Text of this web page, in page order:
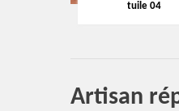
tuile 04
Artisan